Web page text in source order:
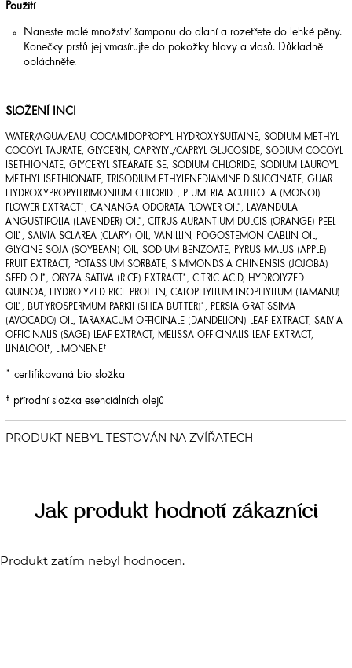
Použití
Naneste malé množství šamponu do dlaní a rozetřete do lehké pěny.
Konečky prstů jej vmasírujte do pokožky hlavy a vlasů. Důkladně
opláchněte.
SLOŽENÍ INCI
WATER/AQUA/EAU, COCAMIDOPROPYL HYDROXYSULTAINE, SODIUM METHYL
COCOYL TAURATE, GLYCERIN, CAPRYLYL/CAPRYL GLUCOSIDE, SODIUM COCOYL
ISETHIONATE, GLYCERYL STEARATE SE, SODIUM CHLORIDE, SODIUM LAUROYL
METHYL ISETHIONATE, TRISODIUM ETHYLENEDIAMINE DISUCCINATE, GUAR
HYDROXYPROPYLTRIMONIUM CHLORIDE, PLUMERIA ACUTIFOLIA (MONOI)
FLOWER EXTRACT*, CANANGA ODORATA FLOWER OIL*, LAVANDULA
ANGUSTIFOLIA (LAVENDER) OIL*, CITRUS AURANTIUM DULCIS (ORANGE) PEEL
OIL*, SALVIA SCLAREA (CLARY) OIL, VANILLIN, POGOSTEMON CABLIN OIL,
GLYCINE SOJA (SOYBEAN) OIL, SODIUM BENZOATE, PYRUS MALUS (APPLE)
FRUIT EXTRACT, POTASSIUM SORBATE, SIMMONDSIA CHINENSIS (JOJOBA)
SEED OIL*, ORYZA SATIVA (RICE) EXTRACT*, CITRIC ACID, HYDROLYZED
QUINOA, HYDROLYZED RICE PROTEIN, CALOPHYLLUM INOPHYLLUM (TAMANU)
OIL*, BUTYROSPERMUM PARKII (SHEA BUTTER)*, PERSIA GRATISSIMA
(AVOCADO) OIL, TARAXACUM OFFICINALE (DANDELION) LEAF EXTRACT, SALVIA
OFFICINALIS (SAGE) LEAF EXTRACT, MELISSA OFFICINALIS LEAF EXTRACT,
LINALOOL†, LIMONENE†
* certifikovaná bio složka
† přírodní složka esenciálních olejů
Jak produkt hodnotí zákazníci
Produkt zatím nebyl hodnocen.